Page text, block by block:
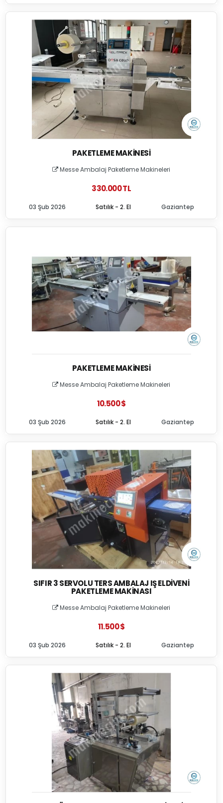
PAKETLEME MAKINESI
Messe Ambalaj Paketleme Makineleri
330.000 TL
Satılık - 2. El
03 Şub 2026 Gaziantep
PAKETLEME MAKINESI
Messe Ambalaj Paketleme Makineleri
10.500 $
Satılık - 2. El
03 Şub 2026 Gaziantep
SIFIR 3 SERVOLU TERS AMBALAJ IŞ ELDIVENI
PAKETLEME MAKINASI
Messe Ambalaj Paketleme Makineleri
11.500 $
Satılık - 2. El
03 Şub 2026 Gaziantep